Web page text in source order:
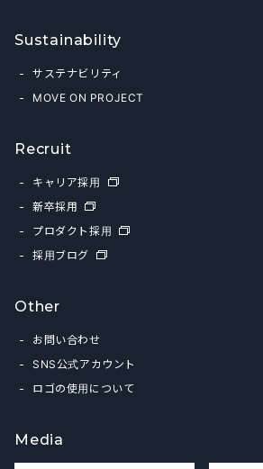
Sustainability
サステナビリティ
MOVE ON PROJECT
Recruit
キャリア採用
新卒採用
プロダクト採用
採用ブログ
Other
お問い合わせ
SNS公式アカウント
ロゴの使用について
Media